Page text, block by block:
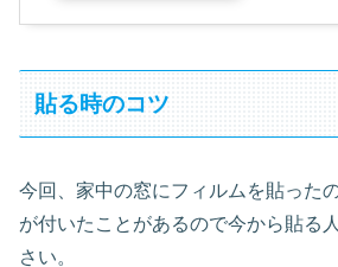
貼る時のコツ
今回、家中の窓にフィルムを貼った
が付いたことがあるので今から貼る
さい。